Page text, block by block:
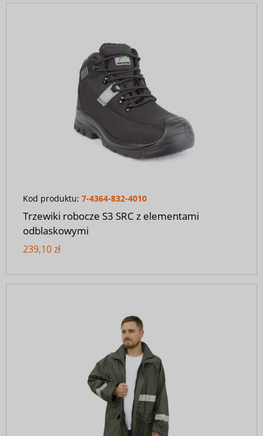
Kod produktu: 7-4364-832-4010
Trzewiki robocze S3 SRC z elementami
odblaskowymi
239,10 zł